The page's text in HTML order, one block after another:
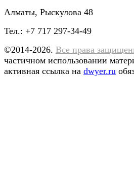
Алматы, Рыскулова 48
Тел.: +7 717 297-34-49
©2014-2026. Все права
частичном использовании
активная ссылка на dwyer.ru